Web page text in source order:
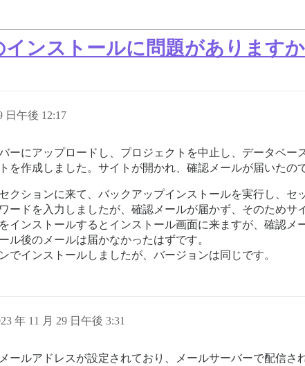
ンストールに問題がありますか
日午後 12:17
ーにアップロードし、プロジェクトを中止し、データベ
を作成しました。サイトが開かれ、確認メールが届いたの
クションに来て、バックアップインストールを実行し、
ードを入力しましたが、確認メールが届かず、そのため
インストールするとインストール画面に来ますが、確認
ル後のメールは届かなかったはずです。
でインストールしましたが、バージョンは同じです。
年 11 月 29 日午後 3:31
ールアドレスが設定されており、メールサーバーで配信